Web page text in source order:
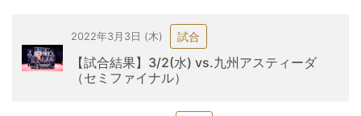
2022年3月3日 (木) 試合
【試合結果】3/2(水) vs.九州アスティーダ
（セミファイナル）